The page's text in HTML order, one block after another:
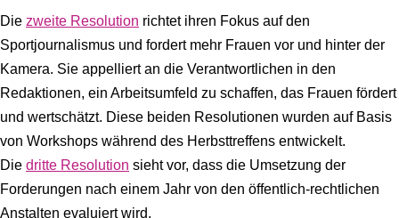
Die zweite Resolution richtet ihren Fokus auf den
Sportjournalismus und fordert mehr Frauen vor und hinter der
Kamera. Sie appelliert an die Verantwortlichen in den
Redaktionen, ein Arbeitsumfeld zu schaffen, das Frauen fördert
und wertschätzt. Diese beiden Resolutionen wurden auf Basis
von Workshops während des Herbsttreffens entwickelt.
Die dritte Resolution sieht vor, dass die Umsetzung der
Forderungen nach einem Jahr von den öffentlich-rechtlichen
Anstalten evaluiert wird.